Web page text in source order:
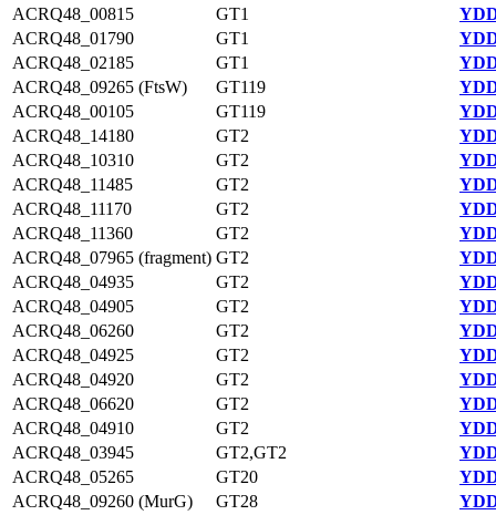
ACRQ48_00815 GT1
ACRQ48_01790
GT1
ACRQ48_02185
GT1
ACRQ48_09265 (FtsW)
GT119
ACRQ48_00105
GT119
ACRQ48_14180
GT2
ACRQ48_10310
GT2
ACRQ48_11485
GT2
ACRQ48_11170
GT2
ACRQ48_11360
GT2
ACRQ48_07965 (fragment) GT2
ACRQ48_04935
GT2
ACRQ48_04905
GT2
ACRQ48_06260
GT2
ACRQ48_04925
GT2
ACRQ48_04920
GT2
ACRQ48_06620
GT2
ACRQ48_04910
GT2
ACRQ48_03945
GT2,GT2
ACRQ48_05265
GT20
ACRQ48_09260 (MurG)
GT28